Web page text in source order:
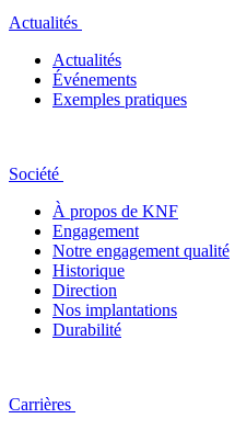
Actualités
Actualités
Événements
Exemples pratiques
Société
À propos de KNF
Engagement
Notre engagement qualité
Historique
Direction
Nos implantations
Durabilité
Carrières